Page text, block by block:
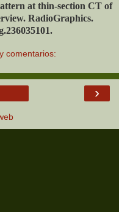
at thin-section CT of
RadioGraphics.
comentarios:
›